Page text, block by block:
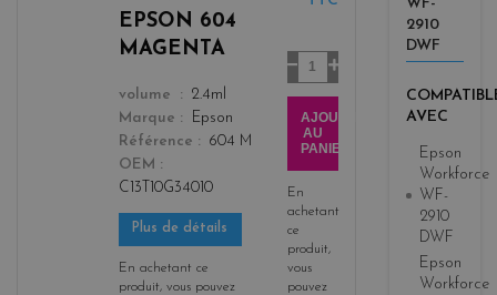
EPSON 604
MAGENTA
color
volume
2.4ml
Marque
Epson
Référence
604 M
OEM
C13T10G34010
Plus de détails
En achetant ce
produit, vous pouvez
Quantité
AJOUTER
AU
PANIER
En
achetant
ce
produit,
vous
pouvez
WF-
2910
DWF
AVEC
Epson
Workforce
WF-
2910
DWF
Epson
Workforce